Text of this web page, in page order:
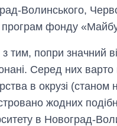
Волинського,
програм фонду
тим, попри значний
Серед них варто
в окрузі (станом
жодних
в Новоград-